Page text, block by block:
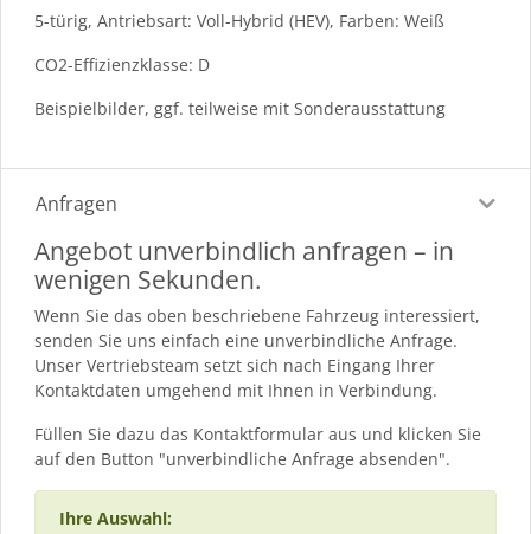
5-türig, Antriebsart: Voll-Hybrid (HEV), Farben: Weiß
CO2-Effizienzklasse: D
Beispielbilder, ggf. teilweise mit Sonderausstattung
Anfragen
Angebot unverbindlich anfragen – in
wenigen Sekunden.
Wenn Sie das oben beschriebene Fahrzeug interessiert,
senden Sie uns einfach eine unverbindliche Anfrage.
Unser Vertriebsteam setzt sich nach Eingang Ihrer
Kontaktdaten umgehend mit Ihnen in Verbindung.
Füllen Sie dazu das Kontaktformular aus und klicken Sie
auf den Button "unverbindliche Anfrage absenden".
Ihre Auswahl: